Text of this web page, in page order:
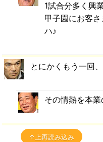
1試合分多く興
甲子園にお客
ハ♪
とにかくもう一回
その情熱を本業
↑上再読み込み